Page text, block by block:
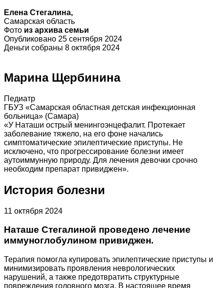
Елена Стегалина,
Самарская область
Фото из архива семьи
Опубликовано 25 сентября 2024
Деньги собраны 8 октября 2024
Марина Щербинина
Педиатр
ГБУЗ «Самарская областная детская инфекционная
больница» (Самара)
«У Наташи острый менингоэнцефалит. Протекает
заболевание тяжело, на его фоне начались
симптоматические эпилептические приступы. Не
исключено, что прогрессирование болезни имеет
аутоиммунную природу. Для лечения девочки срочно
необходим препарат привиджен».
История болезни
11 октября 2024
Наташе Стегалиной проведено лечение
иммуноглобулином привиджен.
Терапия помогла купировать эпилептические приступы и
минимизировать проявления неврологических
нарушений, а также предотвратить структурные
повреждения головного мозга. В настоящее время